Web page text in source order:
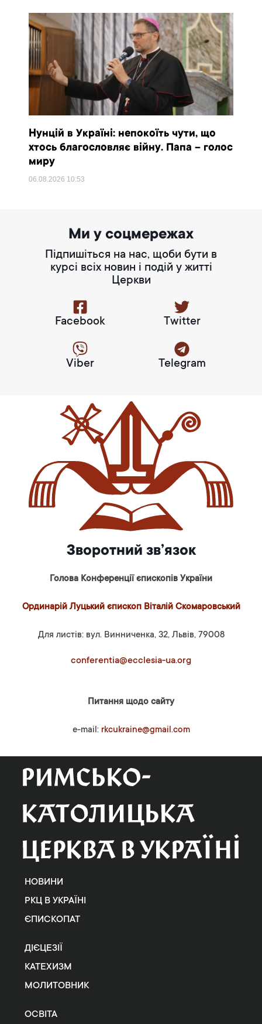
Нунцій в Україні: непокоїть чути, що
хтось благословляє війну. Папа – голос
миру
06.08.2026 10:53
Ми у соцмережах
Підпишіться на нас, щоби бути в
курсі всіх новин і подій у житті
Церкви
Facebook Twitter
Viber Telegram
Зворотний зв’язок
Голова Конференції єпископів України
Ординарій Луцький єпископ Віталій Скомаровський
Для листів: вул. Винниченка, 32, Львів, 79008
conferentia@ecclesia-ua.org
Питання щодо сайту
e-mail: rkcukraine@gmail.com
НОВИНИ
РКЦ В УКРАЇНІ
ЄПИСКОПАТ
ДІЄЦЕЗІЇ
КАТЕХИЗМ
МОЛИТОВНИК
ОСВІТА